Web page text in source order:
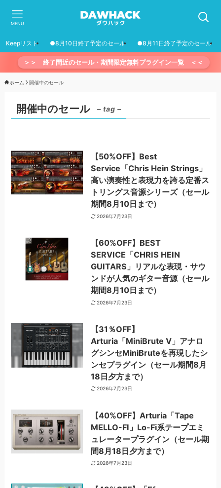
MENU
Keepリスト ●8月10日終了予定のセール ●8月11日終了予定のセール
＞＞ 終了間近のセール・期間限定無料プラグイン一覧 ＜＜
ホーム 開催中のセール
開催中のセール – tag –
【50%OFF】Best
Service「Chris Hein Strings」
高い演奏性と表現力を誇る定番ス
トリングス音源シリーズ（セール
期間8月10日まで）
2026年7月23日
【60%OFF】BEST
SERVICE「CHRIS HEIN
GUITARS」リアルな表現・サウ
ンドが人気のギター音源（セール
期間8月10日まで）
2026年7月23日
【31％OFF】
Arturia「MiniBrute V」アナロ
グシンセMiniBruteを再現したシ
ンセプラグイン（セール期間8月
18日夕方まで）
2026年7月23日
【40%OFF】Arturia「Tape
MELLO-FI」Lo-Fi系テープエミ
ュレータープラグイン（セール期
間8月18日夕方まで）
2026年7月23日